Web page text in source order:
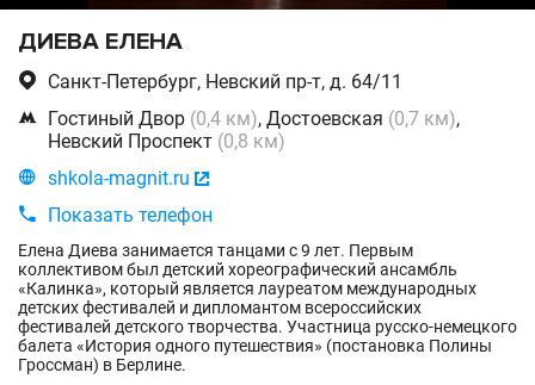
ДИЕВА ЕЛЕНА
 Санкт-Петербург, Невский пр-т, д. 64/11
 Гостиный Двор (0,4 км), Достоевская (0,7 км),
Невский Проспект (0,8 км)
 shkola-magnit.ru 

Показать телефон
Елена Диева занимается танцами с 9 лет. Первым
коллективом был детский хореографический ансамбль
«Калинка», который является лауреатом международных
детских фестивалей и дипломантом всероссийских
фестивалей детского творчества. Участница русско-немецкого
балета «История одного путешествия» (постановка Полины
Гроссман) в Берлине.